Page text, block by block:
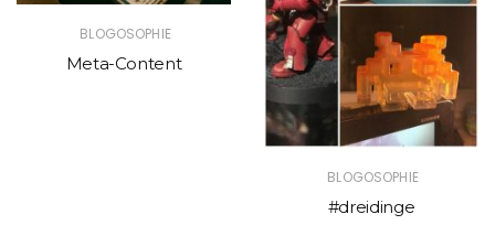
BLOGOSOPHIE
Meta-Content
BLOGOSOPHIE
#dreidinge